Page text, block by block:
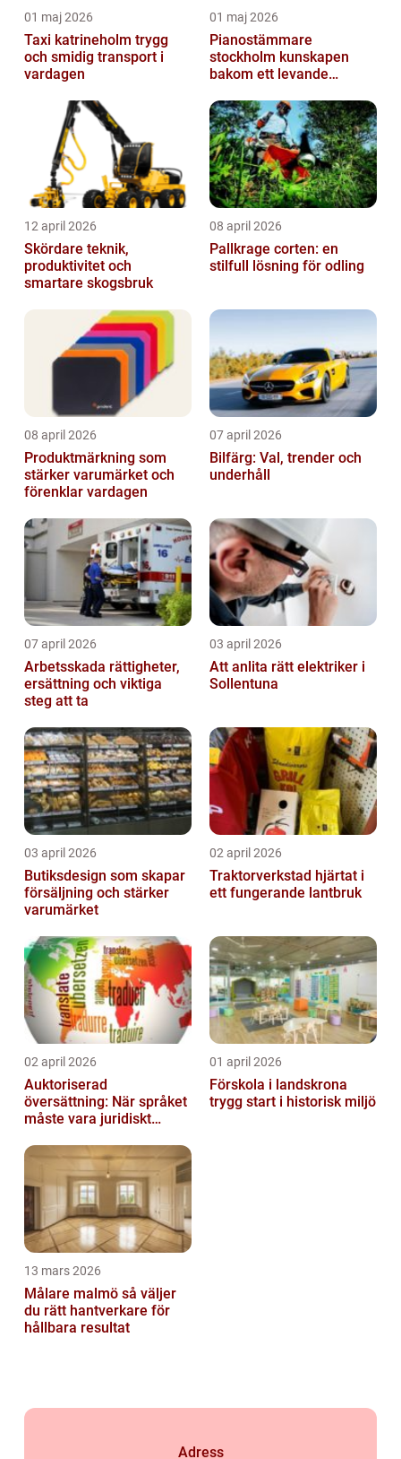
01 maj 2026
Taxi katrineholm trygg
och smidig transport i
vardagen
01 maj 2026
Pianostämmare
stockholm kunskapen
bakom ett levande
12 april 2026
Skördare teknik,
produktivitet och
smartare skogsbruk
08 april 2026
Pallkrage corten: en
stilfull lösning för odling
08 april 2026
Produktmärkning som
stärker varumärket och
förenklar vardagen
07 april 2026
Bilfärg: Val, trender och
underhåll
07 april 2026
Arbetsskada rättigheter,
ersättning och viktiga
steg att ta
03 april 2026
Att anlita rätt elektriker i
Sollentuna
03 april 2026
Butiksdesign som skapar
försäljning och stärker
varumärket
02 april 2026
Traktorverkstad hjärtat i
ett fungerande lantbruk
02 april 2026
Auktoriserad
översättning: När språket
måste vara juridiskt
01 april 2026
Förskola i landskrona
trygg start i historisk miljö
13 mars 2026
Målare malmö så väljer
du rätt hantverkare för
hållbara resultat
Adress